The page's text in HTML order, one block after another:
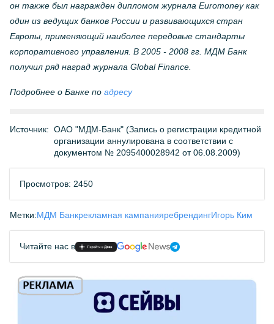
он также был награжден дипломом журнала Euromoney как
один из ведущих банков России и развивающихся стран
Европы, применяющий наиболее передовые стандарты
корпоративного управления. В 2005 - 2008 гг. МДМ Банк
получил ряд наград журнала Global Finance.
Подробнее о Банке по адресу
Источник: ОАО "МДМ-Банк" (Запись о регистрации кредитной
организации аннулирована в соответствии с
документом № 2095400028942 от 06.08.2009)
Просмотров: 2450
Метки:МДМ Банкрекламная кампанияребрендингИгорь Ким
Читайте нас в